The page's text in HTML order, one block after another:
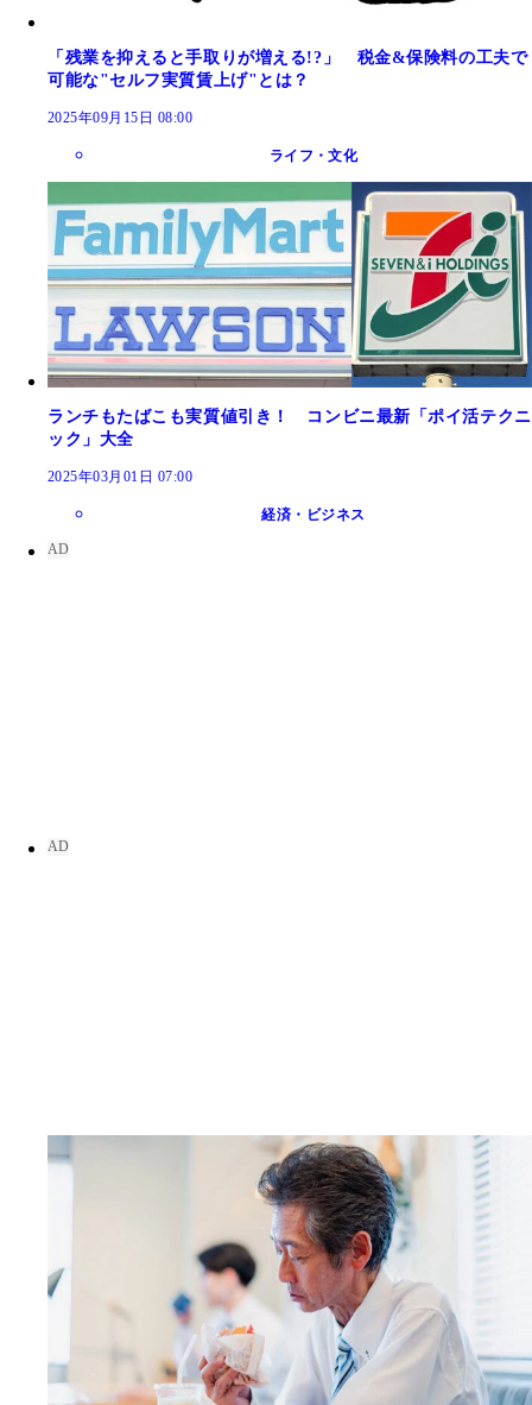
「残業を抑えると手取りが増える!?」 税金&保険料の工夫で
可能な"セルフ実質賃上げ"とは？
2025年09月15日 08:00
ライフ・文化
ランチもたばこも実質値引き！ コンビニ最新「ポイ活テクニ
ック」大全
2025年03月01日 07:00
経済・ビジネス